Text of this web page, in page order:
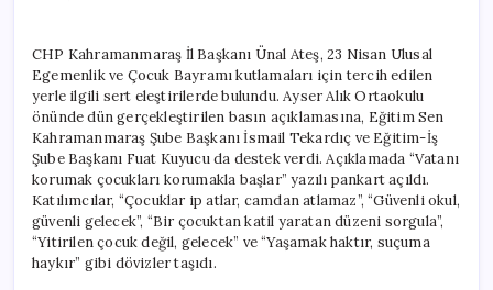
Nisan
Kutlamalarına
Tepki:
“Milli
Bayramları
Kutlamak
İstemiyorsanız
Açıkça
İfade
Edin!”
için
CHP Kahramanmaraş İl Başkanı Ünal Ateş, 23 Nisan Ulusal
Egemenlik ve Çocuk Bayramı kutlamaları için tercih edilen
yerle ilgili sert eleştirilerde bulundu. Ayser Alık Ortaokulu
önünde dün gerçekleştirilen basın açıklamasına, Eğitim Sen
Kahramanmaraş Şube Başkanı İsmail Tekardıç ve Eğitim-İş
Şube Başkanı Fuat Kuyucu da destek verdi. Açıklamada “Vatanı
korumak çocukları korumakla başlar” yazılı pankart açıldı.
Katılımcılar, “Çocuklar ip atlar, camdan atlamaz”, “Güvenli okul,
güvenli gelecek”, “Bir çocuktan katil yaratan düzeni sorgula”,
“Yitirilen çocuk değil, gelecek” ve “Yaşamak haktır, suçuma
haykır” gibi dövizler taşıdı.